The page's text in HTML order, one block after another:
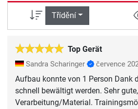
Třídění
Top Gerät
Sandra Scharinger července
Aufbau konnte von 1 Person Dank
schnell bewältigt werden. Sehr
Verarbeitung/Material.